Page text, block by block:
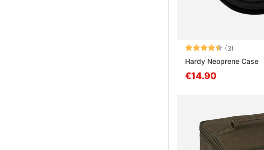
Bewertung: (3)
Hardy Neoprene Case
€14.90